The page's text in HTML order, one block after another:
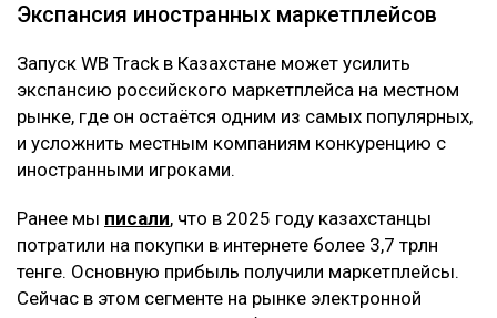
Экспансия иностранных маркетплейсов
Запуск WB Track в Казахстане может усилить
экспансию российского маркетплейса на местном
рынке, где он остаётся одним из самых популярных,
и усложнить местным компаниям конкуренцию с
иностранными игроками.
Ранее мы писали, что в 2025 году казахстанцы
потратили на покупки в интернете более 3,7 трлн
тенге. Основную прибыль получили маркетплейсы.
Сейчас в этом сегменте на рынке электронной